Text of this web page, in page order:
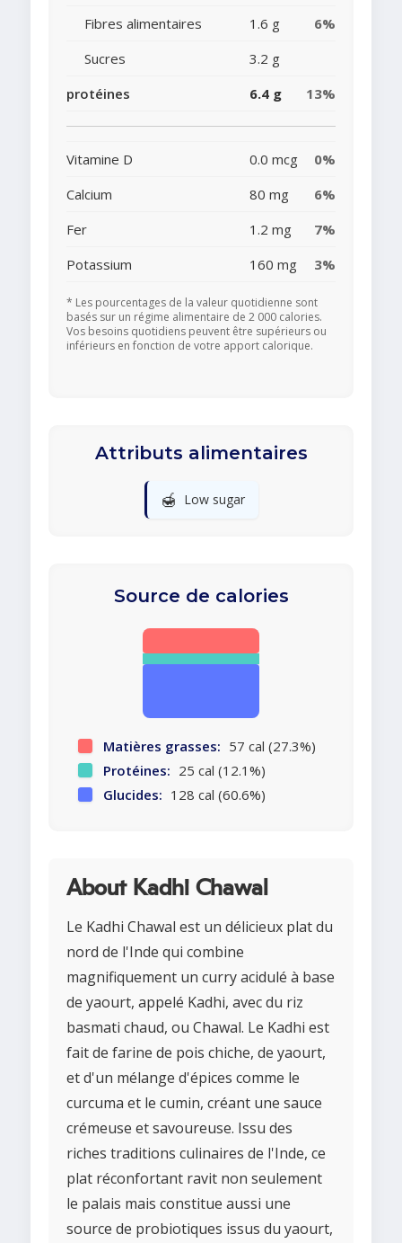
Fibres alimentaires 1.6 g
6%
Sucres
3.2 g
protéines
6.4 g 13%
Vitamine D 0.0 mcg
0%
Calcium
80 mg
6%
Fer
1.2 mg
7%
Potassium
160 mg 3%
* Les pourcentages de la valeur quotidienne sont
basés sur un régime alimentaire de 2 000 calories.
Vos besoins quotidiens peuvent être supérieurs ou
inférieurs en fonction de votre apport calorique.
Attributs alimentaires
🍯 Low sugar
Source de calories
Matières grasses: 57 cal (27.3%)
Protéines: 25 cal (12.1%)
Glucides: 128 cal (60.6%)
About Kadhi Chawal
Le Kadhi Chawal est un délicieux plat du
nord de l'Inde qui combine
magnifiquement un curry acidulé à base
de yaourt, appelé Kadhi, avec du riz
basmati chaud, ou Chawal. Le Kadhi est
fait de farine de pois chiche, de yaourt,
et d'un mélange d'épices comme le
curcuma et le cumin, créant une sauce
crémeuse et savoureuse. Issu des
riches traditions culinaires de l'Inde, ce
plat réconfortant ravit non seulement
le palais mais constitue aussi une
source de probiotiques issus du yaourt,